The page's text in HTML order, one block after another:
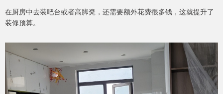
在厨房中去装吧台或者高脚凳，还需要额外花费很多钱，这就提升了
装修预算。